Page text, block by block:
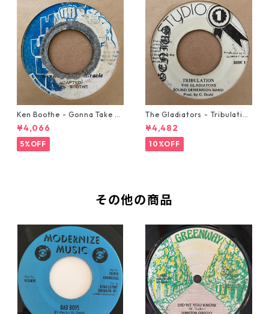
Ken Boothe - Gonna Take A
Miracle【7-21362】
¥4,066
5%OFF
The Gladiators - Tribulation
【7-21365】
¥4,482
10%OFF
その他の商品